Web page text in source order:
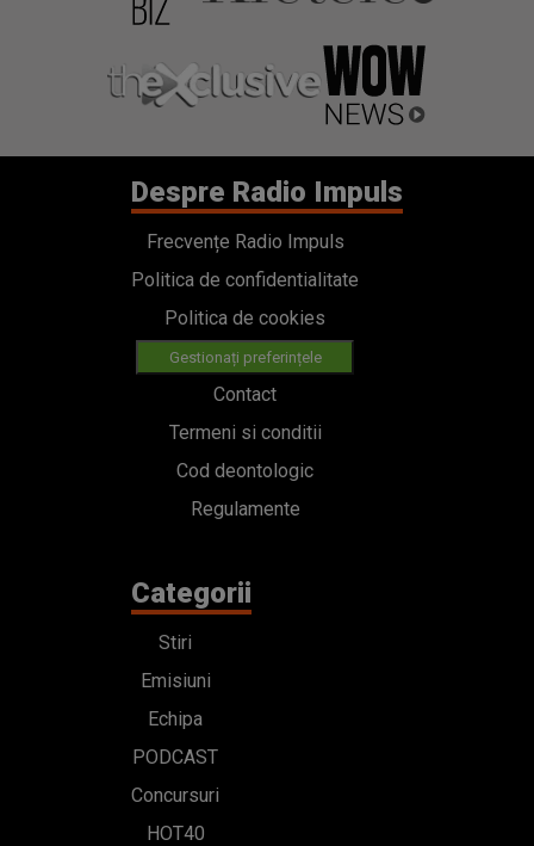
Despre Radio Impuls
Frecvențe Radio Impuls
Politica de confidentialitate
Politica de cookies
Gestionați preferințele
Contact
Termeni si conditii
Cod deontologic
Regulamente
Categorii
Stiri
Emisiuni
Echipa
PODCAST
Concursuri
HOT40